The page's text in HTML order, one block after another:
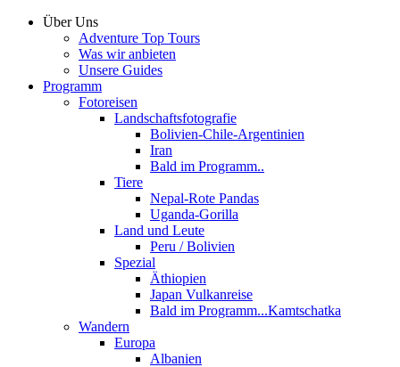
Über Uns
Adventure Top Tours
Was wir anbieten
Unsere Guides
Programm
Fotoreisen
Landschaftsfotografie
Bolivien-Chile-Argentinien
Iran
Bald im Programm..
Tiere
Nepal-Rote Pandas
Uganda-Gorilla
Land und Leute
Peru / Bolivien
Spezial
Äthiopien
Japan Vulkanreise
Bald im Programm...Kamtschatka
Wandern
Europa
Albanien